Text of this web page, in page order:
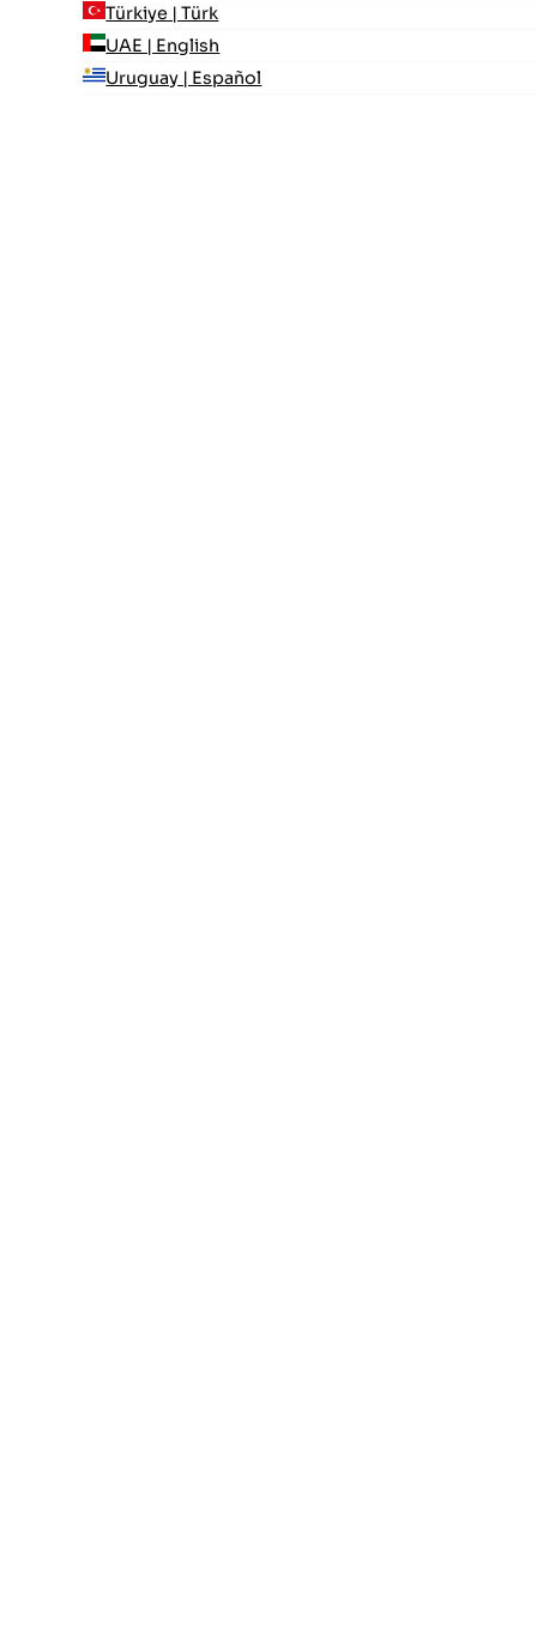
Türkiye | Türk
UAE | English
Uruguay | Español